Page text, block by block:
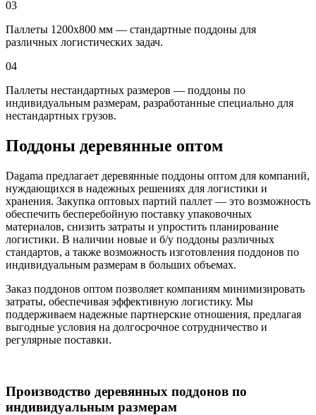
03
Паллеты 1200х800 мм — стандартные поддоны для
различных логистических задач.
04
Паллеты нестандартных размеров — поддоны по
индивидуальным размерам, разработанные специально для
нестандартных грузов.
Поддоны деревянные оптом
Dagama предлагает деревянные поддоны оптом для компаний,
нуждающихся в надежных решениях для логистики и
хранения. Закупка оптовых партий паллет — это возможность
обеспечить бесперебойную поставку упаковочных
материалов, снизить затраты и упростить планирование
логистики. В наличии новые и б/у поддоны различных
стандартов, а также возможность изготовления поддонов по
индивидуальным размерам в больших объемах.
Заказ поддонов оптом позволяет компаниям минимизировать
затраты, обеспечивая эффективную логистику. Мы
поддерживаем надежные партнерские отношения, предлагая
выгодные условия на долгосрочное сотрудничество и
регулярные поставки.
Производство деревянных поддонов по
индивидуальным размерам